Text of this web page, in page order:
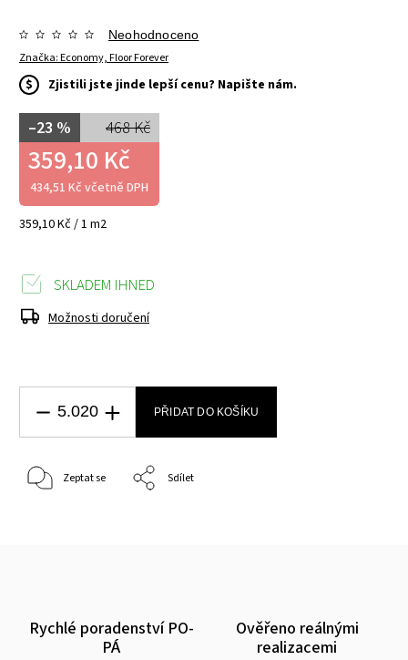
Značka:Economy, Floor Forever
Neohodnoceno
468 Kč
–23 %
359,10 Kč / 1 m2
359,10 Kč
434,51 Kč včetně DPH
$ Zjistili jste jinde lepší cenu? Napište nám.
SKLADEM IHNED
Možnosti doručení
PŘIDAT DO KOŠÍKU
Zeptat se Sdílet
Rychlé poradenství PO-
PÁ
Ověřeno reálnými
realizacemi